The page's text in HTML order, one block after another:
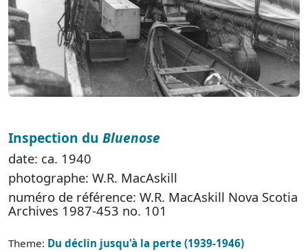
Inspection du Bluenose
date: ca. 1940
photographe: W.R. MacAskill
numéro de référence: W.R. MacAskill Nova Scotia
Archives 1987-453 no. 101
Theme: Du déclin jusqu'à la perte (1939-1946)